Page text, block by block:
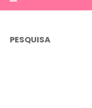
PESQUISA